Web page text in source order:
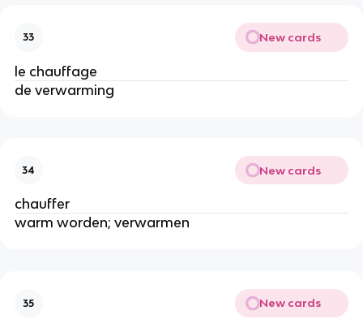
33 New cards
le chauffage
de verwarming
34 New cards
chauffer
warm worden; verwarmen
35 New cards